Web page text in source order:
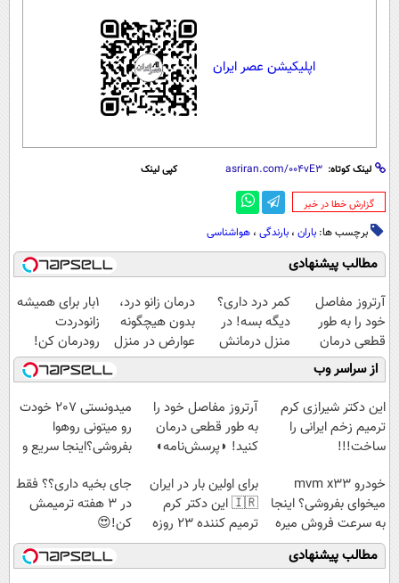
اپلیکیشن عصر ایران
لینک کوتاه: کپی لینک
‌گزارش خطا در خبر
برچسب ها: باران ، بارندگی ، هواشناسی
مطالب پیشنهادی
آرتروز مفاصل
خود را به طور
قطعی درمان
کنید!
◗پرسش‌نامه◖
کمر درد داری؟
دیگه بسه! در
منزل درمانش
کن
(◀پرسش‌نامه)
درمان زانو درد،
بدون هیچگونه
عوارض در منزل
(◂پرسش‌نامه)
1بار برای همیشه
زانودردت
رودرمان کن!
(تکنولوژی آلمان)
◂پرسشنامه▸
از سراسر وب
این دکتر شیرازی کرم
ترمیم زخم ایرانی را
ساخت!!!
آرتروز مفاصل خود را
به طور قطعی درمان
کنید! ◗پرسش‌نامه◖
میدونستی 207 خودت
رو میتونی روهوا
بفروشی؟اینجا سریع و
خودرو mvm x33
میخوای بفروشی؟ اینجا
به سرعت فروش میره
برای اولین بار در ایران
🇮🇷 این دکتر کرم
ترمیم کننده 23 روزه
ساخت!
جای بخیه داری؟؟ فقط
در 3 هفته ترمیمش
کن!😍
مطالب پیشنهادی